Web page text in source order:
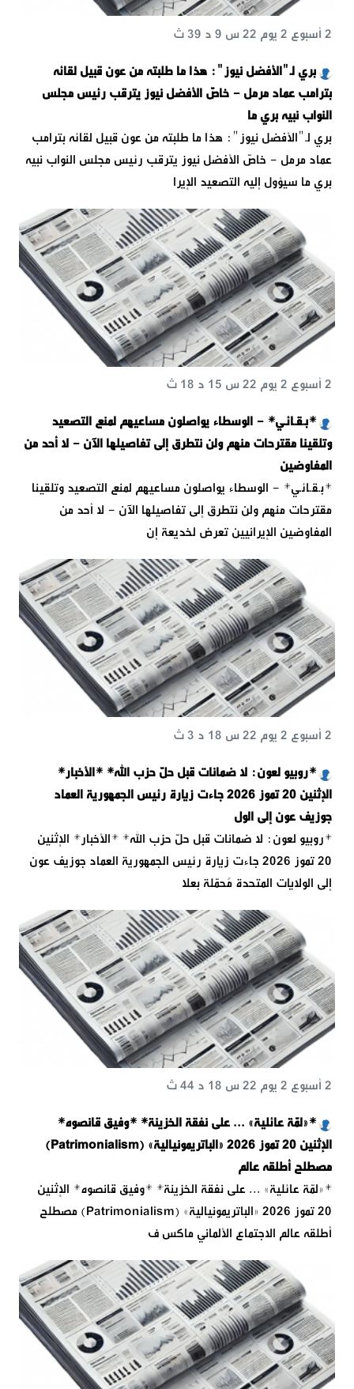
بري لـ"الأفضل نيوز": هذا ما طلبته من عون قبيل لقائه
بترامب عماد مرمل - خاصّ الأفضل نيوز يترقب رئيس مجلس
النواب نبيه بري ما
2 أسبوع 2 يوم 22 س 9 د 39 ث
بري لـ"الأفضل نيوز": هذا ما طلبته من عون قبيل لقائه بترامب
عماد مرمل - خاصّ الأفضل نيوز يترقب رئيس مجلس النواب نبيه
بري ما سيؤول إليه التصعيد الإيرا
*بـقـائـي* - الوسطاء يواصلون مساعيهم لمنع التصعيد
وتلقينا مقترحات منهم ولن نتطرق إلى تفاصيلها الآن - لا أحد من
المفاوضين
2 أسبوع 2 يوم 22 س 15 د 18 ث
*بـقـائـي* - الوسطاء يواصلون مساعيهم لمنع التصعيد وتلقينا
مقترحات منهم ولن نتطرق إلى تفاصيلها الآن - لا أحد من
المفاوضين الإيرانيين تعرض لخديعة إن
*روبيو لعون: لا ضمانات قبل حلّ حزب الله* *الأخبار*
الإثنين 20 تموز 2026 جاءت زيارة رئيس الجمهورية العماد
جوزيف عون إلى الول
2 أسبوع 2 يوم 22 س 18 د 3 ث
*روبيو لعون: لا ضمانات قبل حلّ حزب الله* *الأخبار* الإثنين
20 تموز 2026 جاءت زيارة رئيس الجمهورية العماد جوزيف عون
إلى الولايات المتحدة مُحمّلة بعلا
*«لمّة عائلية» ... على نفقة الخزينة* *وفيق قانصوه*
الإثنين 20 تموز 2026 «الباتريمونيالية» (Patrimonialism)
مصطلح أطلقه عالم
2 أسبوع 2 يوم 22 س 18 د 44 ث
*«لمّة عائلية» ... على نفقة الخزينة* *وفيق قانصوه* الإثنين
20 تموز 2026 «الباتريمونيالية» (Patrimonialism) مصطلح
أطلقه عالم الاجتماع الألماني ماكس ف